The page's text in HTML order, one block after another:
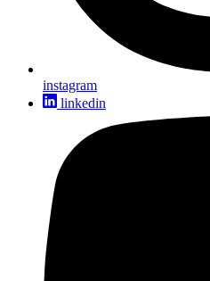
instagram
linkedin